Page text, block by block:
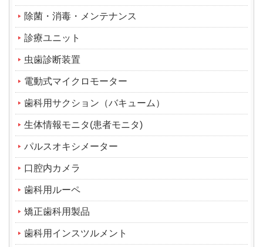
除菌・消毒・メンテナンス
診療ユニット
虫歯診断装置
電動式マイクロモーター
歯科用サクション（バキューム）
生体情報モニタ(患者モニタ)
パルスオキシメーター
口腔内カメラ
歯科用ルーペ
矯正歯科用製品
歯科用インスツルメント